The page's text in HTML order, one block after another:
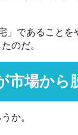
」であること
のだ。
市場か
か。